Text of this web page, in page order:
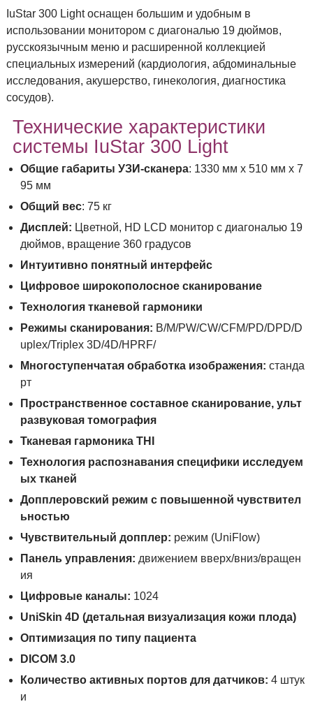
IuStar 300 Light оснащен большим и удобным в
использовании монитором с диагональю 19 дюймов,
русскоязычным меню и расширенной коллекцией
специальных измерений (кардиология, абдоминальные
исследования, акушерство, гинекология, диагностика
сосудов).
Технические характеристики
системы IuStar 300 Light
Общие габариты УЗИ-сканера: 1330 мм х 510 мм х 7
95 мм
Общий вес: 75 кг
Дисплей: Цветной, HD LCD монитор с диагональю 19
дюймов, вращение 360 градусов
Интуитивно понятный интерфейс
Цифровое широкополосное сканирование
Технология тканевой гармоники
Режимы сканирования: B/M/PW/CW/CFM/PD/DPD/D
uplex/Triplex 3D/4D/HPRF/
Многоступенчатая обработка изображения: станда
рт
Пространственное составное сканирование, ульт
развуковая томография
Тканевая гармоника THI
Технология распознавания специфики исследуем
ых тканей
Допплеровский режим с повышенной чувствител
ьностью
Чувствительный допплер: режим (UniFlow)
Панель управления: движением вверх/вниз/вращен
ия
Цифровые каналы: 1024
UniSkin 4D (детальная визуализация кожи плода)
Оптимизация по типу пациента
DICOM 3.0
Количество активных портов для датчиков: 4 штук
и